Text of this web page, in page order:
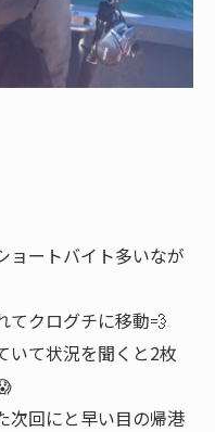
ョートバイト多いなが
てクログチに移動💨
いて状況を聞くと2枚
次回にと早い目の帰港